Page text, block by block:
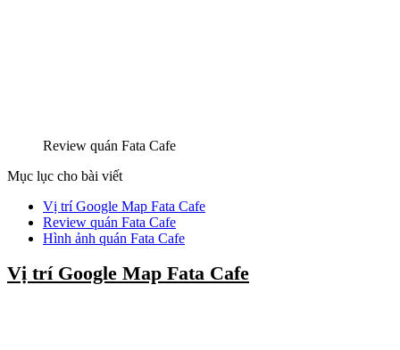
Review quán Fata Cafe
Mục lục cho bài viết
Vị trí Google Map Fata Cafe
Review quán Fata Cafe
Hình ảnh quán Fata Cafe
Vị trí Google Map Fata Cafe